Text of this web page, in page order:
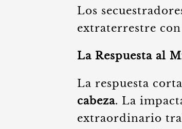
Los
extraterrestre
La Respuesta al
La respuesta
cabeza. La
extraordinario